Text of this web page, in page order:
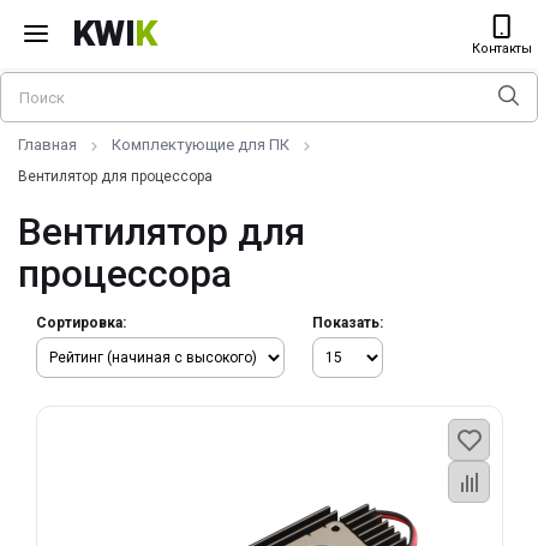
KWIK Контакты
Главная Комплектующие для ПК
Вентилятор для процессора
Вентилятор для
процессора
Сортировка: Показать: